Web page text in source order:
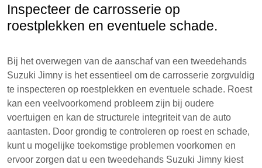
Inspecteer de carrosserie op
roestplekken en eventuele schade.
Bij het overwegen van de aanschaf van een tweedehands
Suzuki Jimny is het essentieel om de carrosserie zorgvuldig
te inspecteren op roestplekken en eventuele schade. Roest
kan een veelvoorkomend probleem zijn bij oudere
voertuigen en kan de structurele integriteit van de auto
aantasten. Door grondig te controleren op roest en schade,
kunt u mogelijke toekomstige problemen voorkomen en
ervoor zorgen dat u een tweedehands Suzuki Jimny kiest